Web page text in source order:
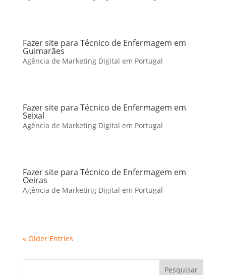
Fazer site para Técnico de Enfermagem em
Guimarães
Agência de Marketing Digital em Portugal
Fazer site para Técnico de Enfermagem em
Seixal
Agência de Marketing Digital em Portugal
Fazer site para Técnico de Enfermagem em
Oeiras
Agência de Marketing Digital em Portugal
« Older Entries
Pesquisar